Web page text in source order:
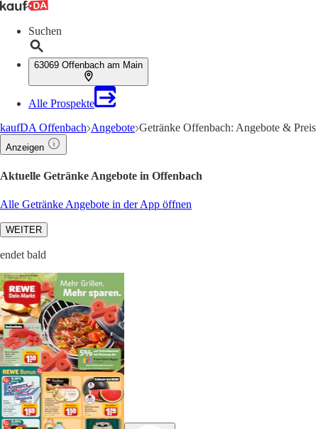
Suchen
63069 Offenbach am Main
Alle Prospekte
kaufDA Offenbach Angebote Getränke Offenbach: Angebote & Preis
Anzeigen
Aktuelle Getränke Angebote in Offenbach
Alle Getränke Angebote in der App öffnen
WEITER
endet bald